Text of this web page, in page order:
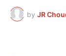
by JR